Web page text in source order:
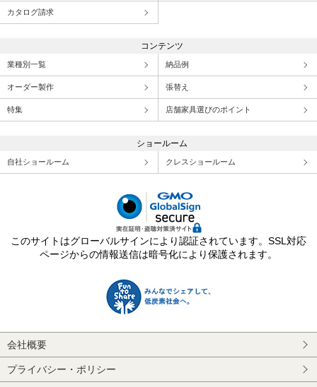
カタログ請求
コンテンツ
業種別一覧 納品例
オーダー製作 張替え
特集 店舗家具選びのポイント
ショールーム
自社ショールーム クレスショールーム
このサイトはグローバルサインにより認証されています。SSL対応
ページからの情報送信は暗号化により保護されます。
会社概要
プライバシー・ポリシー